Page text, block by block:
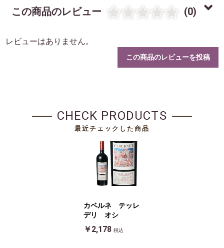
この商品のレビュー (0)
レビューはありません。
この商品のレビューを投稿
CHECK PRODUCTS
最近チェックした商品
カベルネ テッレ
デリ オシ
￥2,178 税込